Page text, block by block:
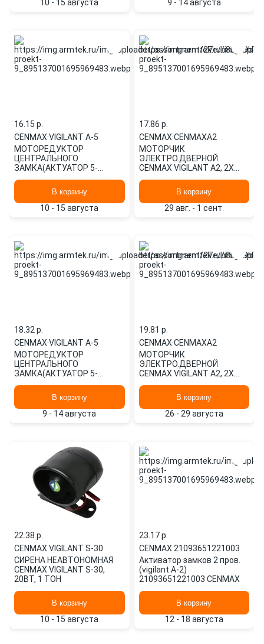
10 - 15 августа 9 - 14 августа
16.15 p.
CENMAX·VIGILANT A-5
МОТОРЕДУКТОР
ЦЕНТРАЛЬНОГО
ЗАМКА(АКТУАТОР 5-
CENMAX
В корзину
10 - 15 августа
17.86 p.
CENMAX·CENMAXA2
МОТОРЧИК
ЭЛЕКТРО.ДВЕРНОЙ
CENMAX VIGILANT A2, 2Х
В корзину
29 авг. - 1 сент.
18.32 p.
CENMAX·VIGILANT A-5
МОТОРЕДУКТОР
ЦЕНТРАЛЬНОГО
ЗАМКА(АКТУАТОР 5-
CENMAX
В корзину
9 - 14 августа
19.81 p.
CENMAX·CENMAXA2
МОТОРЧИК
ЭЛЕКТРО.ДВЕРНОЙ
CENMAX VIGILANT A2, 2Х
В корзину
26 - 29 августа
22.38 p.
CENMAX·VIGILANT S-30
СИРЕНА НЕАВТОНОМНАЯ
CENMAX VIGILANT S-30,
20ВТ, 1 ТОН
В корзину
10 - 15 августа
23.17 p.
CENMAX·21093651221003
Активатор замков 2 пров.
(vigilant A-2)
21093651221003 CENMAX
В корзину
12 - 18 августа